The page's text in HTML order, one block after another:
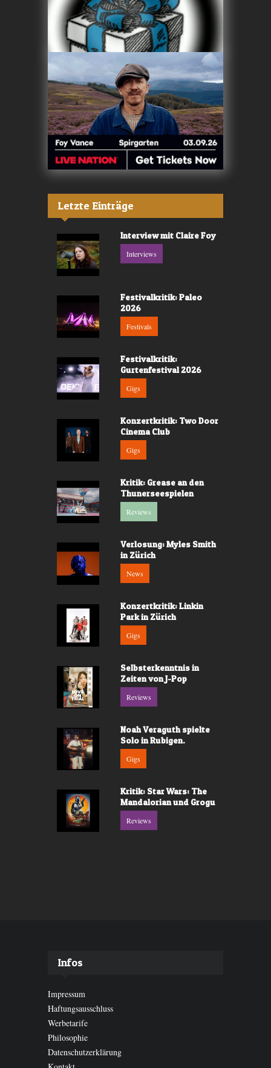
Letzte Einträge
Interview mit Claire Foy
Interviews
Festivalkritik: Paleo
2026
Festivals
Festivalkritik:
Gurtenfestival 2026
Gigs
Konzertkritik: Two Door
Cinema Club
Gigs
Kritik: Grease an den
Thunerseespielen
Reviews
Verlosung: Myles Smith
in Zürich
News
Konzertkritik: Linkin
Park in Zürich
Gigs
Selbsterkenntnis in
Zeiten von J-Pop
Reviews
Noah Veraguth spielte
Solo in Rubigen.
Gigs
Kritik: Star Wars: The
Mandalorian und Grogu
Reviews
Infos
Impressum
Haftungsausschluss
Werbetarife
Philosophie
Datenschutzerklärung